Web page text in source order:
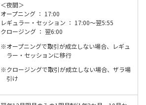
＜夜間＞
オープニング ： 17:00
レギュラー・セッション ： 17:00～翌5:55
クロージング ： 翌6:00
オープニングで取引が成立しない場合、レギュ
ラー・セッションに移行
クロージングで取引が成立しない場合、ザラ場
引け